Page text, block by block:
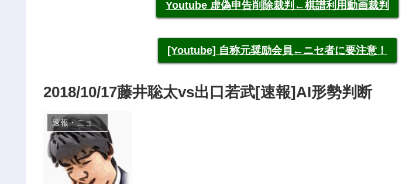
Youtube 虚偽申告削除裁判←棋譜利用動画裁判
[Youtube] 自称元奨励会員←ニセ者に要注意！
2018/10/17藤井聡太vs出口若武[速報]AI形勢判断
速報・ニュース